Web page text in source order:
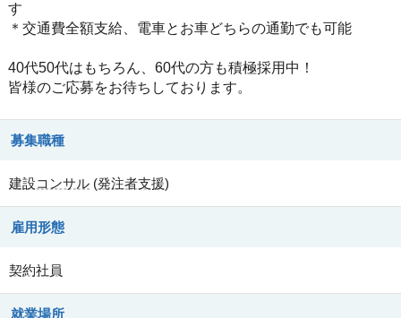
す
＊交通費全額支給、電車とお車どちらの通勤でも可能
40代50代はもちろん、60代の方も積極採用中！
皆様のご応募をお待ちしております。
募集職種
建設コンサル (発注者支援)
雇用形態
契約社員
就業場所